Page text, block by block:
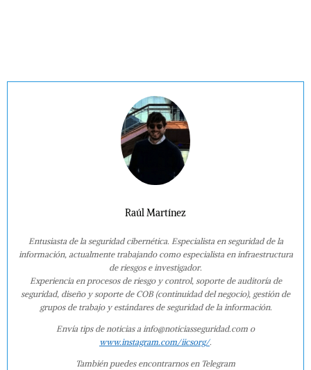
Raúl Martínez
Entusiasta de la seguridad cibernética. Especialista en seguridad de la
información, actualmente trabajando como especialista en infraestructura
de riesgos e investigador.
Experiencia en procesos de riesgo y control, soporte de auditoría de
seguridad, diseño y soporte de COB (continuidad del negocio), gestión de
grupos de trabajo y estándares de seguridad de la información.
Envía tips de noticias a info@noticiasseguridad.com o
www.instagram.com/iicsorg/.
También puedes encontrarnos en Telegram